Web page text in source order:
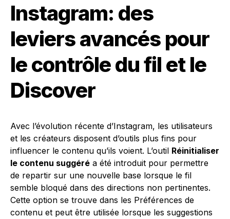
Instagram: des
leviers avancés pour
le contrôle du fil et le
Discover
Avec l’évolution récente d’Instagram, les utilisateurs
et les créateurs disposent d’outils plus fins pour
influencer le contenu qu’ils voient. L’outil Réinitialiser
le contenu suggéré a été introduit pour permettre
de repartir sur une nouvelle base lorsque le fil
semble bloqué dans des directions non pertinentes.
Cette option se trouve dans les Préférences de
contenu et peut être utilisée lorsque les suggestions